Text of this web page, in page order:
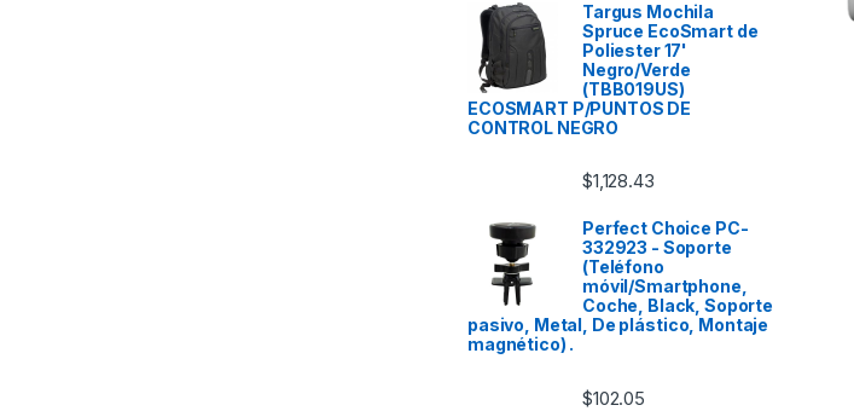
Targus Mochila
Spruce EcoSmart de
Poliester 17'
Negro/Verde
(TBB019US)
ECOSMART P/PUNTOS DE
CONTROL NEGRO
$1,128.43
Perfect Choice PC-
332923 - Soporte
(Teléfono
móvil/Smartphone,
Coche, Black, Soporte
pasivo, Metal, De plástico, Montaje
magnético) .
$102.05